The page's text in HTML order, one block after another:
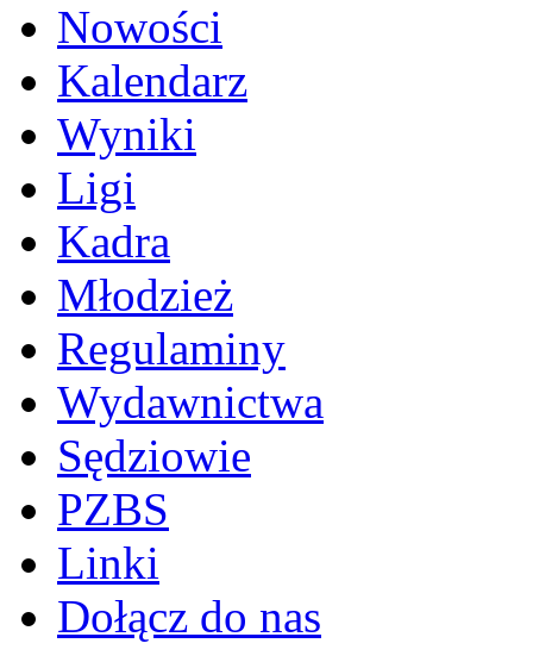
Nowości
Kalendarz
Wyniki
Ligi
Kadra
Młodzież
Regulaminy
Wydawnictwa
Sędziowie
PZBS
Linki
Dołącz do nas